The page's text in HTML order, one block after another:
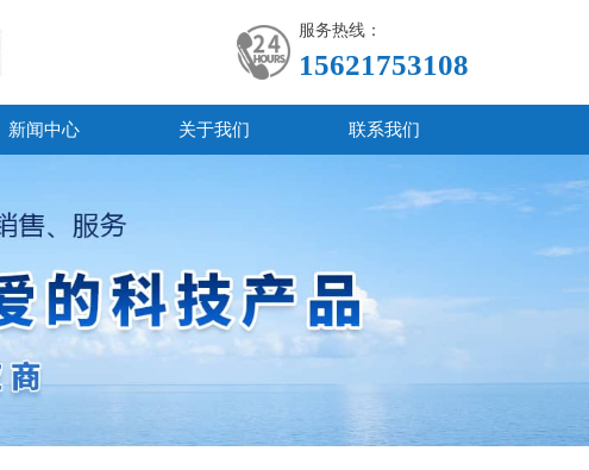
服务热线：
15621753108
新闻中心 关于我们 联系我们